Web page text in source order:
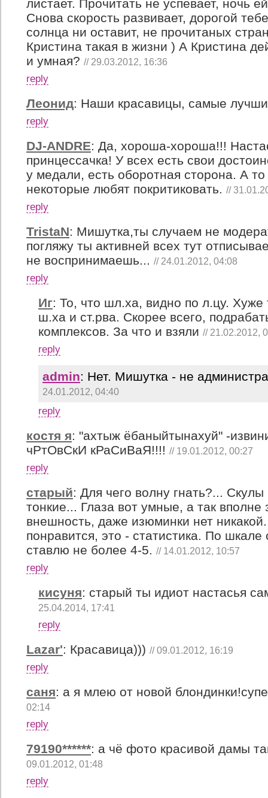
листает. Прочитать не успевает, ночь
Снова скорость развивает, дорогой
солнца ни оставит, не прочитаных
Кристина такая в жизни ) А Кристина
и умная? // 29.03.2012, 16:36
reply
Леонид: Наши красавицы, самые
reply
DJ-ANDRE: Да, хороша-хороша!!!
принцессачка! У всех есть свои
у медали, есть оборотная сторона. А
некоторые любят покритиковать. //
reply
TristaN: Мишутка,ты случаем не
погляжу ты активней всех тут
не воспринимаешь... // 24.01.2012, 04:08
reply
Иг: То, что шл.ха, видно по л.цу. Хуже
ш.ха и ст.рва. Скорее всего,
комплексов. За что и взяли // 21.02.2012,
reply
admin: Нет. Мишутка - не
24.01.2012, 04:40
reply
костя я: "ахтыж ёбаныйтынахуй" -
чРтОвСкИ кРаСиВаЯ!!!! // 19.01.2012, 00:27
reply
старый: Для чего волну гнать?...
тонкие... Глаза вот умные, а так вполне
внешность, даже изюминки нет
понравится, это - статистика. По
ставлю не более 4-5. // 14.01.2012, 10:57
reply
кисуня: старый ты идиот настасья
25.04.2014, 17:41
reply
Lazar': Красавица))) // 09.01.2012, 16:19
reply
саня: а я млею от новой
02:14
reply
79190******: а чё фото красивой дамы
09.01.2012, 01:48
reply